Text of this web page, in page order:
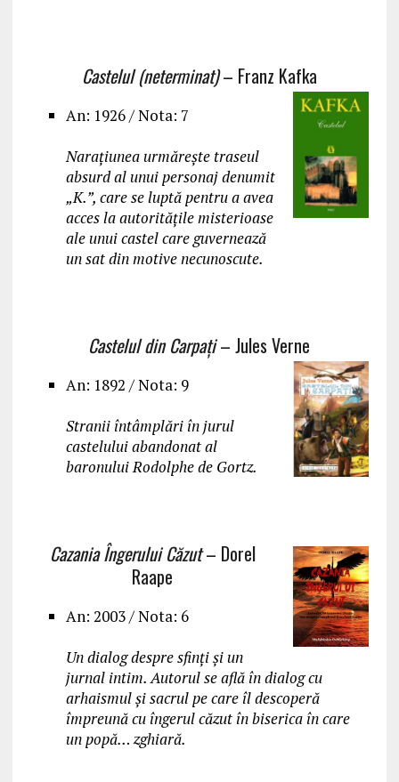
Castelul (neterminat)– Franz Kafka
An: 1926 / Nota: 7
Narațiunea urmărește traseul
absurd al unui personaj denumit
„K.”, care se luptă pentru a avea
acces la autoritățile misterioase
ale unui castel care guvernează
un sat din motive necunoscute.
Castelul din Carpați– Jules Verne
An: 1892 / Nota: 9
Stranii întâmplări în jurul
castelului abandonat al
baronului Rodolphe de Gortz.
Cazania Îngerului Căzut– Dorel
Raape
An: 2003 / Nota: 6
Un dialog despre sfinți și un
jurnal intim. Autorul se află în dialog cu
arhaismul și sacrul pe care îl descoperă
împreună cu îngerul căzut în biserica în care
un popă… zghiară.